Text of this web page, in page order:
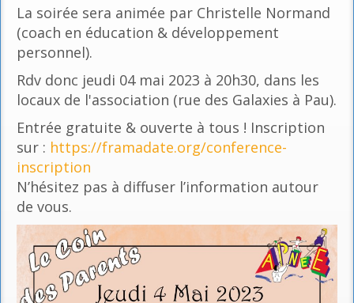
La soirée sera animée par Christelle Normand
(coach en éducation & développement
personnel).
Rdv donc jeudi 04 mai 2023 à 20h30, dans les
locaux de l'association (rue des Galaxies à Pau).
Entrée gratuite & ouverte à tous ! Inscription
sur : https://framadate.org/conference-
inscription
N’hésitez pas à diffuser l’information autour
de vous.